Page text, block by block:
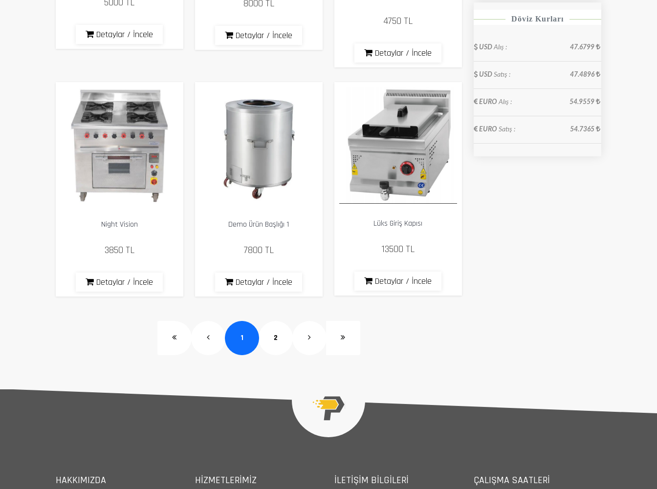
5000 TL
Detaylar / İncele
8000 TL
Detaylar / İncele
4750 TL
Detaylar / İncele
Night Vision
3850 TL
Detaylar / İncele
Demo Ürün Başlığı 1
7800 TL
Detaylar / İncele
Lüks Giriş Kapısı
13500 TL
Detaylar / İncele
1 2
Döviz Kurları
USDAlış : 47.6799
USD Satış : 47.4896
EUROAlış : 54.9559
EURO Satış : 54.7365
HAKKIMIZDA HIZMETLERIMIZ İLETIŞIM BILGILERI ÇALIŞMA SAATLERI